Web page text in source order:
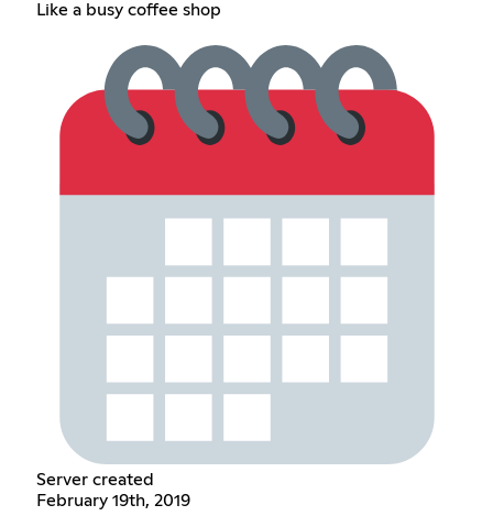
Like a busy coffee shop
Server created
February 19th, 2019